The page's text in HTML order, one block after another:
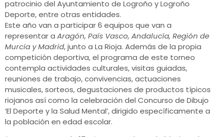
patrocinio del Ayuntamiento de Logroño y Logroño
Deporte, entre otras entidades.
Este año van a participar 6 equipos que van a
representar a Aragón, País Vasco, Andalucía, Región de
Murcia y Madrid, junto a La Rioja. Además de la propia
competición deportiva, el programa de este torneo
contempla actividades culturales, visitas guiadas,
reuniones de trabajo, convivencias, actuaciones
musicales, sorteos, degustaciones de productos típicos
riojanos así como la celebración del Concurso de Dibujo
‘El Deporte y la Salud Mental’, dirigido específicamente a
la población en edad escolar.